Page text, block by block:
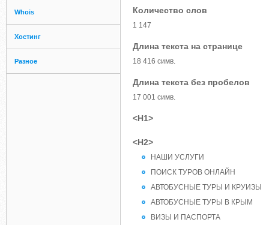
Whois
Хостинг
Разное
Количество слов
1 147
Длина текста на странице
18 416 симв.
Длина текста без пробелов
17 001 симв.
<H1>
<H2>
НАШИ УСЛУГИ
ПОИСК ТУРОВ ОНЛАЙН
АВТОБУСНЫЕ ТУРЫ И КРУИЗЫ
АВТОБУСНЫЕ ТУРЫ В КРЫМ
ВИЗЫ И ПАСПОРТА